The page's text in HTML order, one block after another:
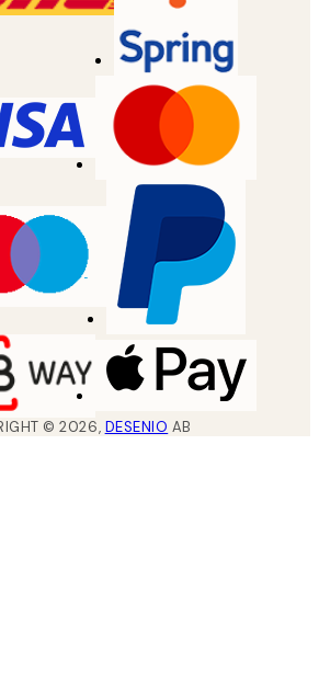
©2026, DESENIO AB